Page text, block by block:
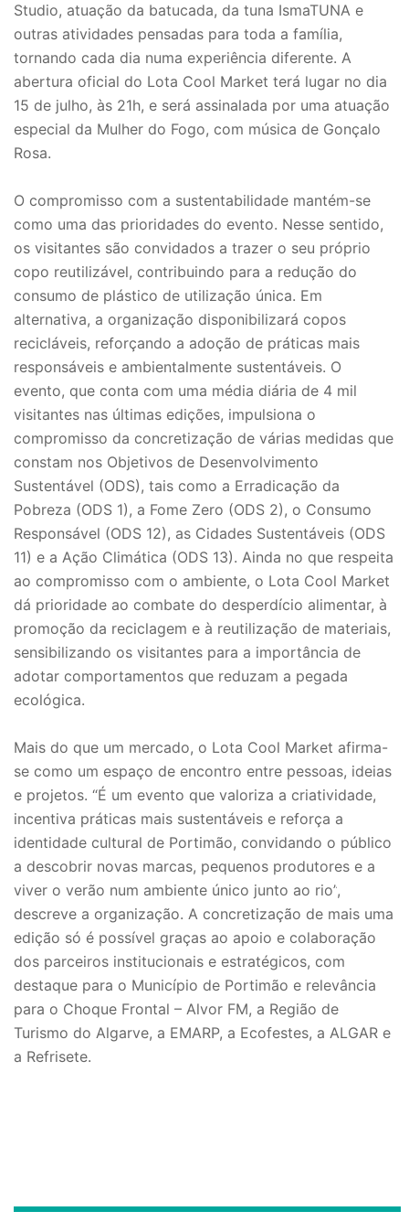
Studio, atuação da batucada, da tuna IsmaTUNA e
outras atividades pensadas para toda a família,
tornando cada dia numa experiência diferente. A
abertura oficial do Lota Cool Market terá lugar no dia
15 de julho, às 21h, e será assinalada por uma atuação
especial da Mulher do Fogo, com música de Gonçalo
Rosa.
O compromisso com a sustentabilidade mantém-se
como uma das prioridades do evento. Nesse sentido,
os visitantes são convidados a trazer o seu próprio
copo reutilizável, contribuindo para a redução do
consumo de plástico de utilização única. Em
alternativa, a organização disponibilizará copos
recicláveis, reforçando a adoção de práticas mais
responsáveis e ambientalmente sustentáveis. O
evento, que conta com uma média diária de 4 mil
visitantes nas últimas edições, impulsiona o
compromisso da concretização de várias medidas que
constam nos Objetivos de Desenvolvimento
Sustentável (ODS), tais como a Erradicação da
Pobreza (ODS 1), a Fome Zero (ODS 2), o Consumo
Responsável (ODS 12), as Cidades Sustentáveis (ODS
11) e a Ação Climática (ODS 13). Ainda no que respeita
ao compromisso com o ambiente, o Lota Cool Market
dá prioridade ao combate do desperdício alimentar, à
promoção da reciclagem e à reutilização de materiais,
sensibilizando os visitantes para a importância de
adotar comportamentos que reduzam a pegada
ecológica.
Mais do que um mercado, o Lota Cool Market afirma-
se como um espaço de encontro entre pessoas, ideias
e projetos. “É um evento que valoriza a criatividade,
incentiva práticas mais sustentáveis e reforça a
identidade cultural de Portimão, convidando o público
a descobrir novas marcas, pequenos produtores e a
viver o verão num ambiente único junto ao rio”,
descreve a organização. A concretização de mais uma
edição só é possível graças ao apoio e colaboração
dos parceiros institucionais e estratégicos, com
destaque para o Município de Portimão e relevância
para o Choque Frontal – Alvor FM, a Região de
Turismo do Algarve, a EMARP, a Ecofestes, a ALGAR e
a Refrisete.